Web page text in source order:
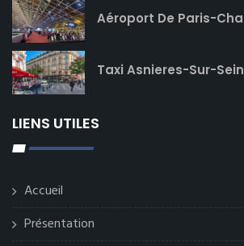
Aéroport De Paris-
Taxi Asnieres-Sur-
LIENS UTILES
Accueil
Présentation